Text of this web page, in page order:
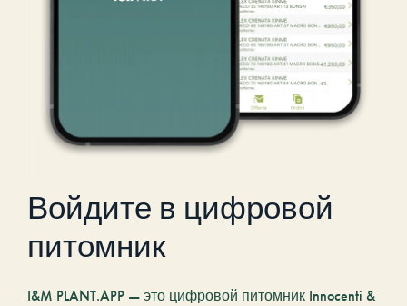
Войдите в цифровой
питомник
I&M PLANT.APP — это цифровой питомник Innocenti &